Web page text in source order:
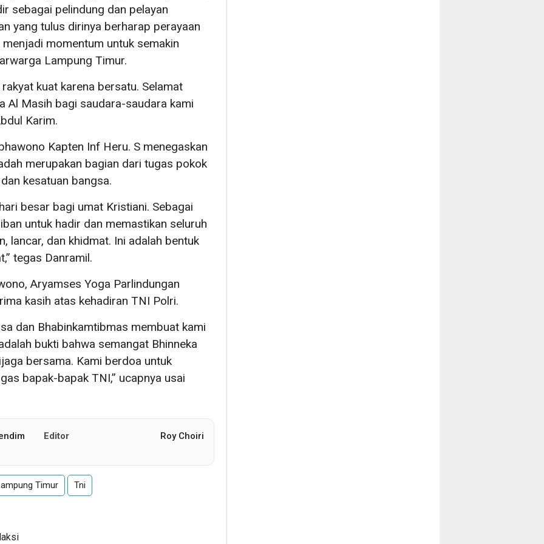
sebagai pelindung dan pelayan
yang tulus dirinya berharap perayaan
momentum untuk semakin
Lampung Timur.
kuat karena bersatu. Selamat
Al Masih bagi saudara-saudara kami
Karim.
Kapten Inf Heru. S menegaskan
merupakan bagian dari tugas pokok
kesatuan bangsa.
besar bagi umat Kristiani. Sebagai
untuk hadir dan memastikan seluruh
lancar, dan khidmat. Ini adalah bentuk
tegas Danramil.
Aryamses Yoga Parlindungan
kasih atas kehadiran TNI Polri.
dan Bhabinkamtibmas membuat kami
bukti bahwa semangat Bhinneka
bersama. Kami berdoa untuk
bapak-bapak TNI,” ucapnya usai
Editor Roy Choiri
Timur Tni